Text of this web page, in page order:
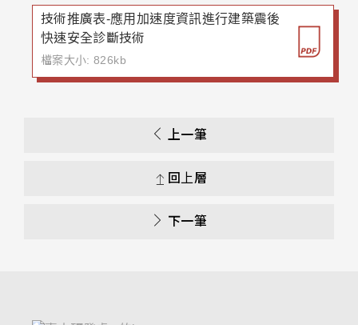
技術推廣表-應用加速度資訊進行建築震後
快速安全診斷技術
檔案大小: 826kb
上一筆
回上層
下一筆